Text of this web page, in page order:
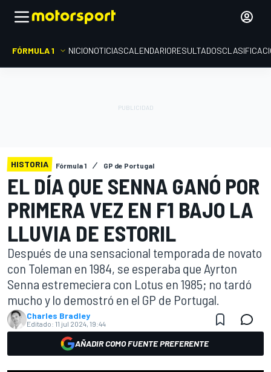
FÓRMULA 1 INICIONOTICIASCALENDARIORESULTADOS
HISTORIA Fórmula 1 GP de Portugal
EL DÍA QUE SENNA GANÓ POR
PRIMERA VEZ EN F1 BAJO LA
LLUVIA DE ESTORIL
Después de una sensacional temporada de novato
con Toleman en 1984, se esperaba que Ayrton
Senna estremeciera con Lotus en 1985; no tardó
mucho y lo demostró en el GP de Portugal.
Charles Bradley
Editado: 11 jul 2024, 19:44
AÑADIR COMO FUENTE PREFERENTE